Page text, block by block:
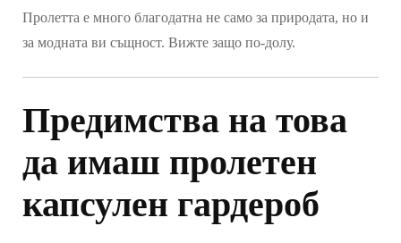
Пролетта е много благодатна не само за природата, но и
за модната ви същност. Вижте защо по-долу.
Предимства на това
да имаш пролетен
капсулен гардероб